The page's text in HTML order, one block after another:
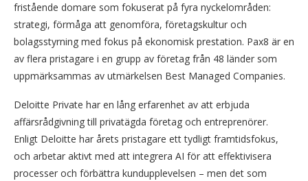
fristående domare som fokuserat på fyra nyckelområden:
strategi, förmåga att genomföra, företagskultur och
bolagsstyrning med fokus på ekonomisk prestation. Pax8 är en
av flera pristagare i en grupp av företag från 48 länder som
uppmärksammas av utmärkelsen Best Managed Companies.
Deloitte Private har en lång erfarenhet av att erbjuda
affärsrådgivning till privatägda företag och entreprenörer.
Enligt Deloitte har årets pristagare ett tydligt framtidsfokus,
och arbetar aktivt med att integrera AI för att effektivisera
processer och förbättra kundupplevelsen – men det som